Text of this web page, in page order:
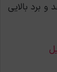
برد بالایی